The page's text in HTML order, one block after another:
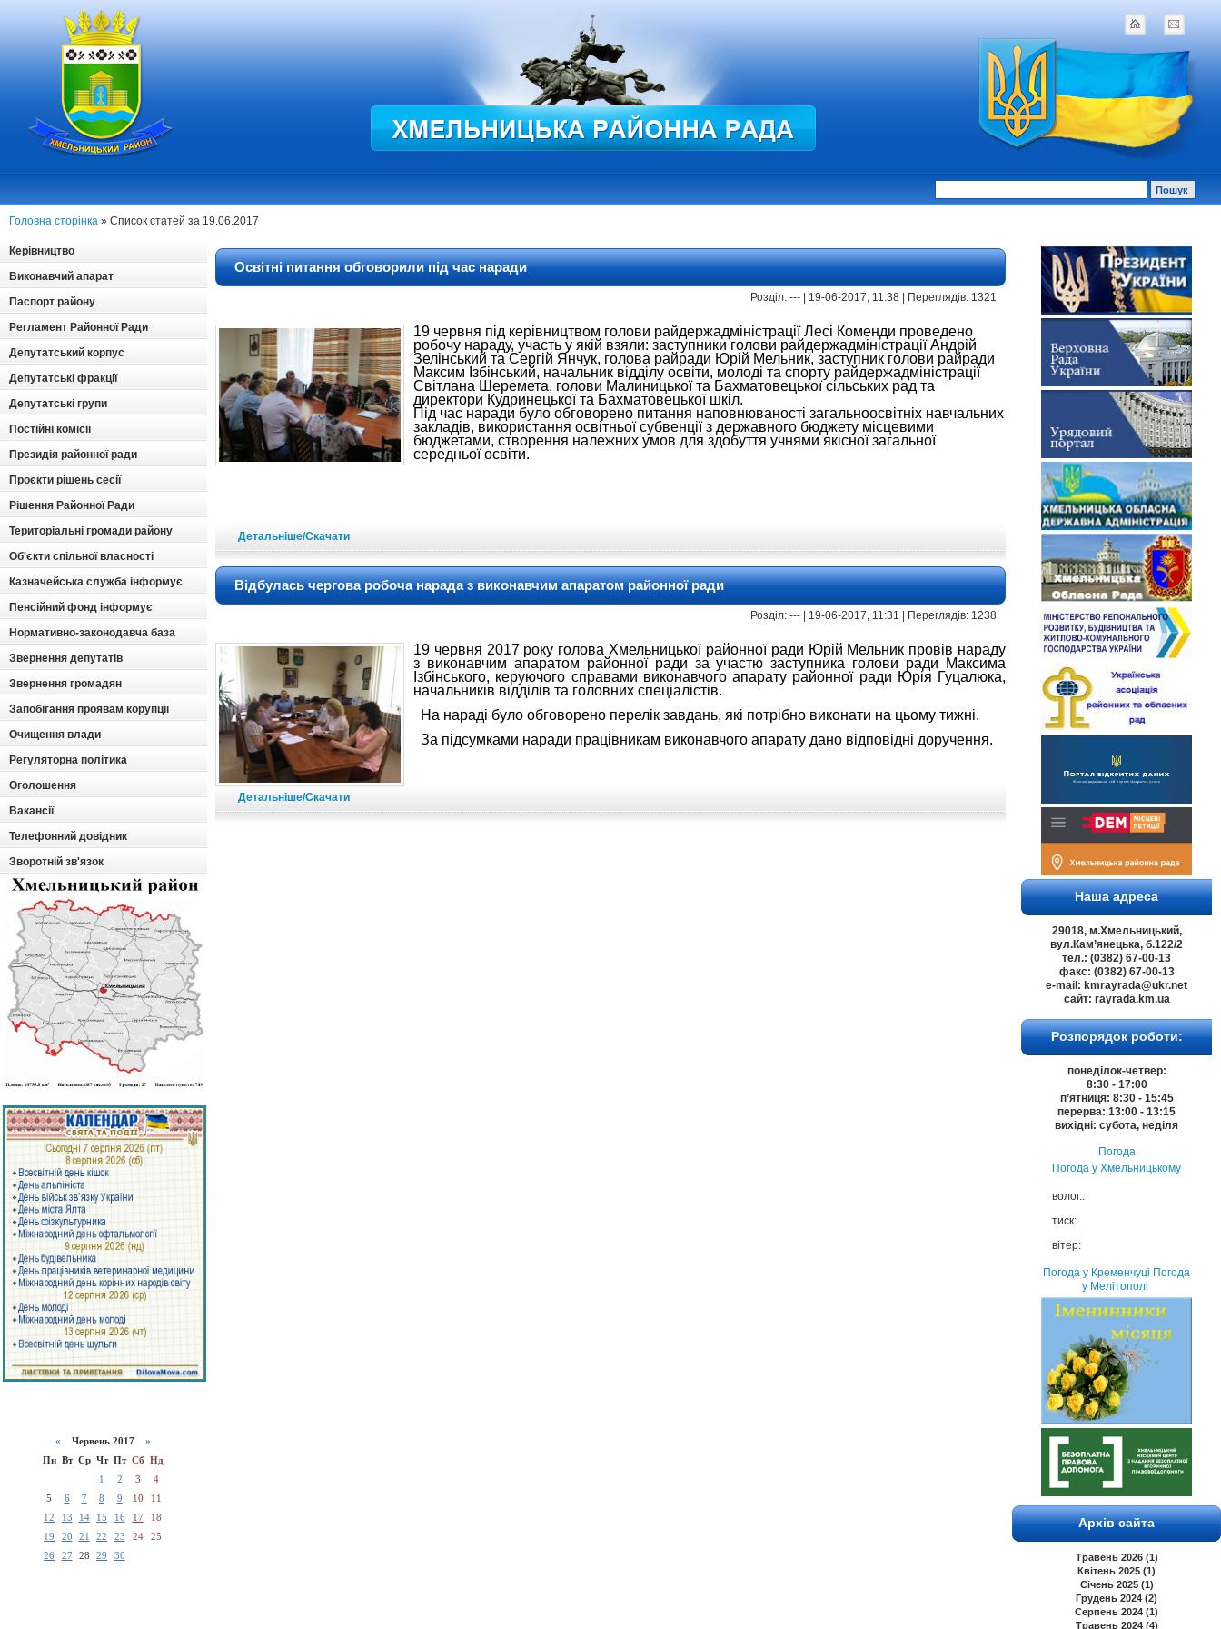
Головна сторінка » Список статей за 19.06.2017
Керівництво
Виконавчий апарат
Паспорт району
Регламент Районної Ради
Депутатський корпус
Депутатські фракції
Депутатські групи
Постійні комісії
Президія районної ради
Проєкти рішень сесії
Рішення Районної Ради
Територіальні громади району
Об'єкти спільної власності
Казначейська служба інформує
Пенсійний фонд інформує
Нормативно-законодавча база
Звернення депутатів
Звернення громадян
Запобігання проявам корупції
Очищення влади
Регуляторна політика
Оголошення
Вакансії
Телефонний довідник
Зворотній зв'язок
« Червень 2017 »
Пн Вт Ср Чт Пт Сб Нд
1
2 3
4
5
6 7 8 9 10
11
12
13 14 15 16 17
18
19
20 21 22 23 24
25
26
27 28 29 30
Наша адреса
29018, м.Хмельницький,
вул.Кам’янецька, б.122/2
тел.: (0382) 67-00-13
факс: (0382) 67-00-13
e-mail: kmrayrada@ukr.net
сайт: rayrada.km.ua
Розпорядок роботи:
понеділок-четвер:
8:30 - 17:00
п’ятниця: 8:30 - 15:45
перерва: 13:00 - 13:15
вихідні: субота, неділя
Погода
Погода у Хмельницькому
волог.:
тиск:
вітер:
Погода у Кременчуці Погода
у Мелітополі
Архів сайта
Травень 2026 (1)
Квітень 2025 (1)
Січень 2025 (1)
Грудень 2024 (2)
Серпень 2024 (1)
Травень 2024 (4)
Освітні питання обговорили під час наради
Розділ: --- | 19-06-2017, 11:38 | Переглядів: 1321
19 червня під керівництвом голови райдержадміністрації Лесі Коменди проведено
робочу нараду, участь у якій взяли: заступники голови райдержадміністрації Андрій
Зелінський та Сергій Янчук, голова райради Юрій Мельник, заступник голови райради
Максим Ізбінський, начальник відділу освіти, молоді та спорту райдержадміністрації
Світлана Шеремета, голови Малиницької та Бахматовецької сільських рад та
директори Кудринецької та Бахматовецької шкіл.
Під час наради було обговорено питання наповнюваності загальноосвітніх навчальних
закладів, використання освітньої субвенції з державного бюджету місцевими
бюджетами, створення належних умов для здобуття учнями якісної загальної
середньої освіти.
Детальніше/Скачати
Відбулась чергова робоча нарада з виконавчим апаратом районної ради
Розділ: --- | 19-06-2017, 11:31 | Переглядів: 1238
19 червня 2017 року голова Хмельницької районної ради Юрій Мельник провів нараду
з виконавчим апаратом районної ради за участю заступника голови ради Максима
Ізбінського, керуючого справами виконавчого апарату районної ради Юрія Гуцалюка,
начальників відділів та головних спеціалістів.
На нараді було обговорено перелік завдань, які потрібно виконати на цьому тижні.
За підсумками наради працівникам виконавчого апарату дано відповідні доручення.
Детальніше/Скачати